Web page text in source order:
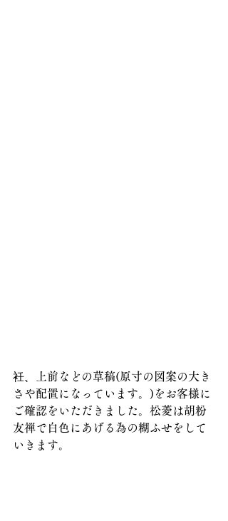
衽、上前などの草稿(原寸の図案の大き
さや配置になっています。)をお客様に
ご確認をいただきました。松菱は胡粉
友禅で白色にあげる為の糊ふせをして
いきます。